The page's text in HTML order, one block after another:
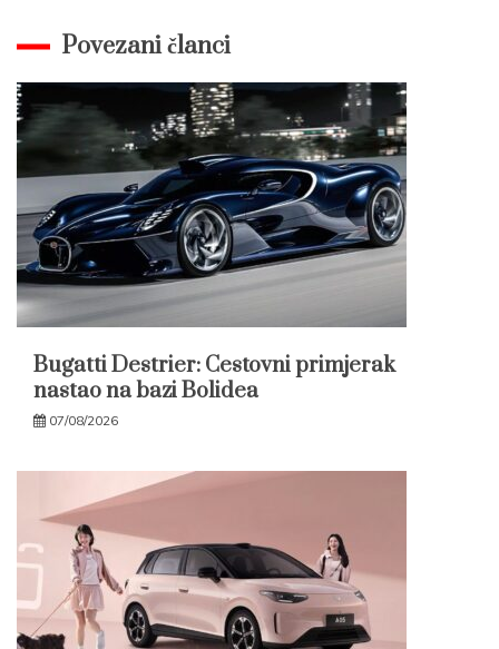
Povezani članci
Bugatti Destrier: Cestovni primjerak
nastao na bazi Bolidea
07/08/2026